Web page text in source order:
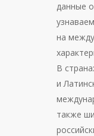
данные
на
В
и
также